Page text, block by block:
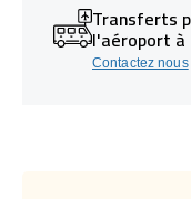
Transferts
l'aéroport à
Contactez nous